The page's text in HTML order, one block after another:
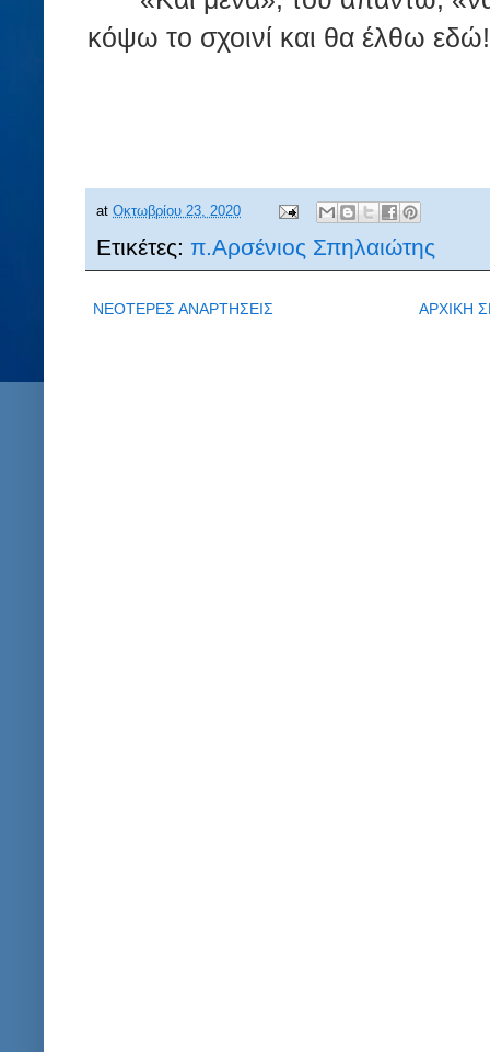
κόψω το σχοινί και θα έλθω
at Οκτωβρίου 23, 2020
Ετικέτες: π.Αρσένιος Σπηλαιώτης
ΝΕΟΤΕΡΕΣ ΑΝΑΡΤΗΣΕΙΣ ΑΡΧΙΚΗ